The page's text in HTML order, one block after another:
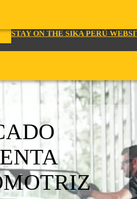
Perú", it seems you are accessing it from
STAY ON THE SIKA PERÚ